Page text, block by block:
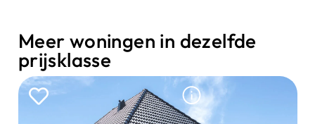
Meer woningen in dezelfde
prijsklasse